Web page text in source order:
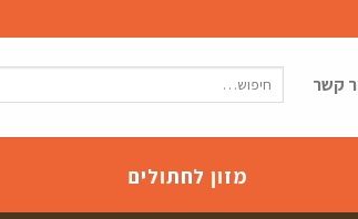
קשר
מזון לחתולים